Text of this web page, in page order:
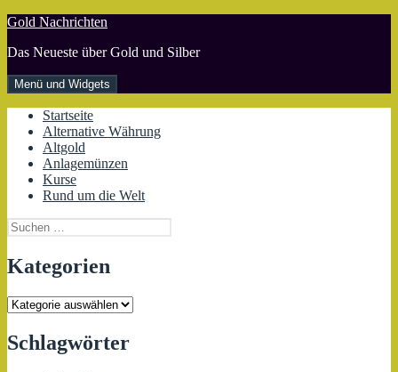
Zum
springen
Gold Nachrichten
Das Neueste über Gold und Silber
Menü und Widgets
Startseite
Alternative Währung
Altgold
Anlagemünzen
Kurse
Rund um die Welt
Suchen
nach:
Kategorien
Kategorien
Schlagwörter